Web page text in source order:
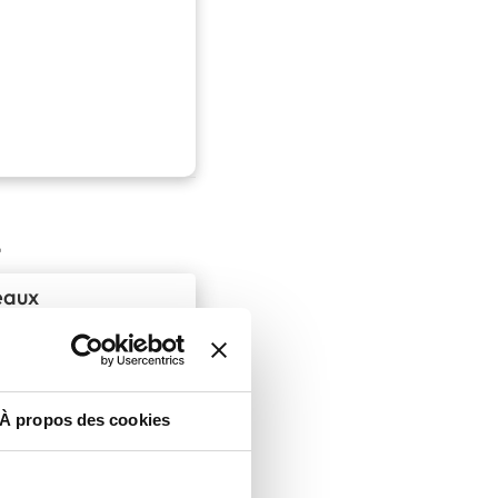
À propos des cookies
pas dans
bien
commandes